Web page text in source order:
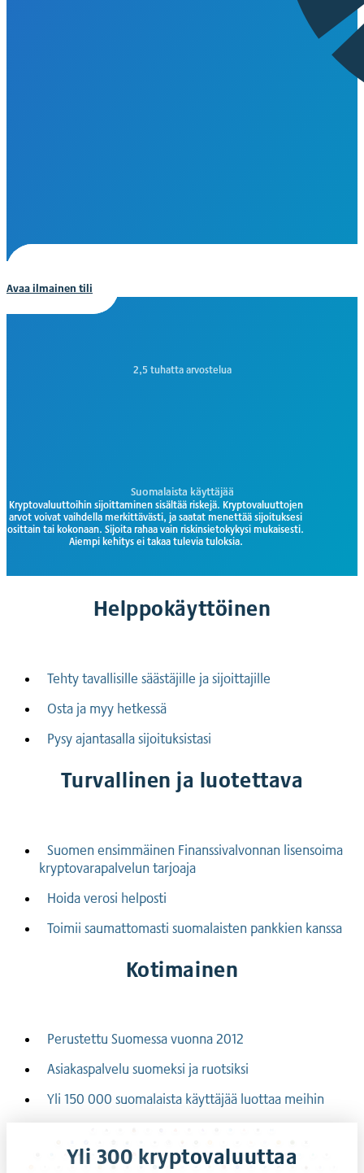
Avaa ilmainen tili
2,5 tuhatta arvostelua
Suomalaista käyttäjää
Kryptovaluuttoihinsijoittaminensisältääriskejä. Kryptovaluuttojen
arvotvoivatvaihdellamerkittävästi, jasaatatmenettääsijoituksesi
osittaintaikokonaan. Sijoitarahaavainriskinsietokykysimukaisesti.
Aiempikehityseitakaatuleviatuloksia.
Helppokäyttöinen
Tehty tavallisille säästäjille ja sijoittajille
Osta ja myy hetkessä
Pysy ajantasalla sijoituksistasi
Turvallinen ja luotettava
Suomen ensimmäinen Finanssivalvonnan lisensoima
kryptovarapalvelun tarjoaja
Hoida verosi helposti
Toimii saumattomasti suomalaisten pankkien kanssa
Kotimainen
Perustettu Suomessa vuonna 2012
Asiakaspalvelu suomeksi ja ruotsiksi
Yli 150 000 suomalaista käyttäjää luottaa meihin
Yli 300 kryptovaluuttaa